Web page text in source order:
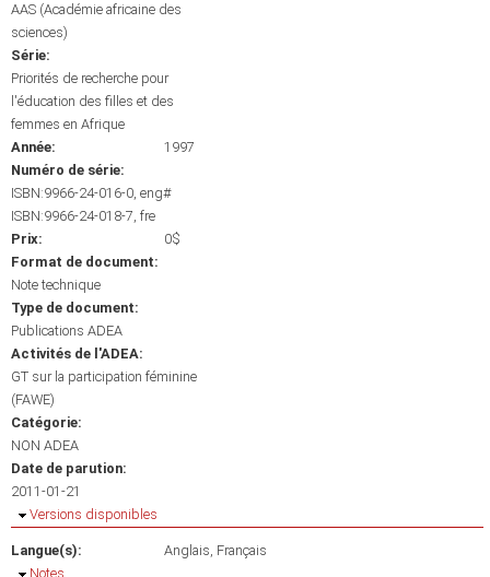
AAS (Académie africaine des
sciences)
Série:
Priorités de recherche pour
l'éducation des filles et des
femmes en Afrique
Année:
1997
Numéro de série:
ISBN:9966-24-016-0, eng#
ISBN:9966-24-018-7, fre
Prix:
0$
Format de document:
Note technique
Type de document:
Publications ADEA
Activités de l'ADEA:
GT sur la participation féminine
(FAWE)
Catégorie:
NON ADEA
Date de parution:
2011-01-21
Masquer
Versions disponibles
Langue(s): Anglais Français
Masquer
Notes